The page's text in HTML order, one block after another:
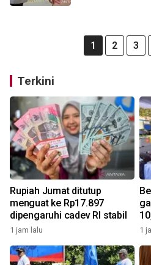
1 2 3
Terkini
Rupiah Jumat ditutup
menguat ke Rp17.897
dipengaruhi cadev RI stabil
1 jam lalu 1